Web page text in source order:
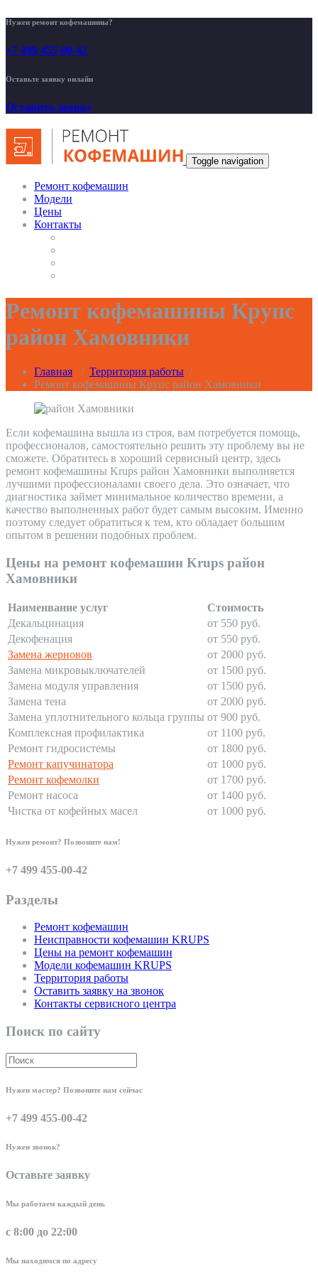
Нужен ремонт кофемашины?
+7 499 455-00-42
Оставьте заявку онлайн
Оставить заявку
Toggle navigation
Ремонт кофемашин
Модели
Цены
Контакты
Ремонт кофемашины Крупс
район Хамовники
Главная / Территория работы /
Ремонт кофемашины Крупс район Хамовники
Если кофемашина вышла из строя, вам потребуется помощь,
профессионалов, самостоятельно решить эту проблему вы не
сможете. Обратитесь в хороший сервисный центр, здесь
ремонт кофемашины Krups район Хамовники выполняется
лучшими профессионалами своего дела. Это означает, что
диагностика займет минимальное количество времени, а
качество выполненных работ будет самым высоким. Именно
поэтому следует обратиться к тем, кто обладает большим
опытом в решении подобных проблем.
Цены на ремонт кофемашин Krups район
Хамовники
Наименвание услуг
Стоимость
Декальцинация
от 550 руб.
Декофенация
от 550 руб.
Замена жерновов
от 2000 руб.
Замена микровыключателей
от 1500 руб.
Замена модуля управления
от 1500 руб.
Замена тена
от 2000 руб.
Замена уплотнительного кольца группы от 900 руб.
Комплексная профилактика
от 1100 руб.
Ремонт гидросистемы
от 1800 руб.
Ремонт капучинатора
от 1000 руб.
Ремонт кофемолки
от 1700 руб.
Ремонт насоса
от 1400 руб.
Чистка от кофейных масел
от 1000 руб.
Нужен ремонт? Позвоните нам!
+7 499 455-00-42
Разделы
Ремонт кофемашин
Неисправности кофемашин KRUPS
Цены на ремонт кофемашин
Модели кофемашин KRUPS
Территория работы
Оставить заявку на звонок
Контакты сервисного центра
Поиск по сайту
Нужен мастер? Позвоните нам сейчас
+7 499 455-00-42
Нужен звонок?
Оставьте заявку
Мы работаем каждый день
с 8:00 до 22:00
Мы находимся по адресу